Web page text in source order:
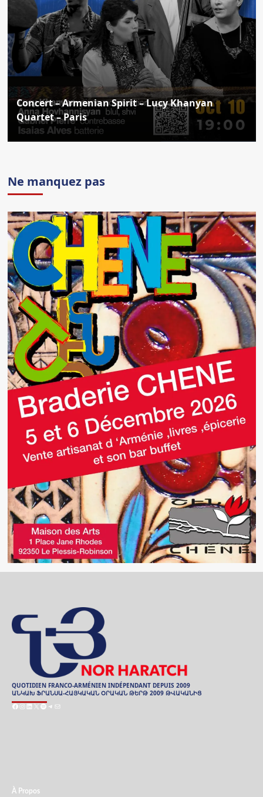
Concert – Armenian Spirit – Lucy Khanyan
Quartet – Paris
Ne manquez pas
QUOTIDIEN FRANCO-ARMÉNIEN INDÉPENDANT DEPUIS 2009
ԱՆԿԱԽ ՖՐԱՆՍԱ-ՀԱՅԿԱԿԱՆ ՕՐԱԿԱՆ ԹԵՐԹ 2009 ԹՎԱԿԱՆԻՑ
Facebook
Instagram
LinkedIn
X SpotifyTelegram
À Propos